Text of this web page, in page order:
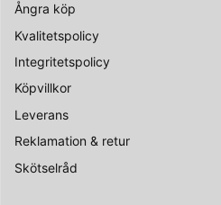
Ångra köp
Kvalitetspolicy
Integritetspolicy
Köpvillkor
Leverans
Reklamation & retur
Skötselråd